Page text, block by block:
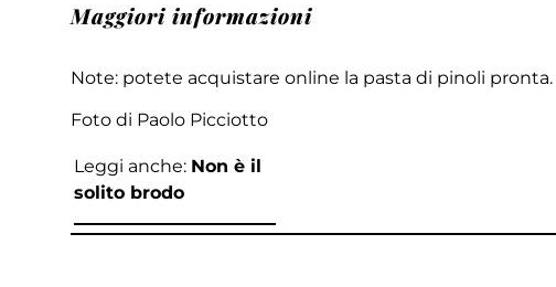
Maggiori informazioni
Note: potete acquistare online la pasta di pinoli pronta.
Foto di Paolo Picciotto
Leggi anche: Non è il
solito brodo